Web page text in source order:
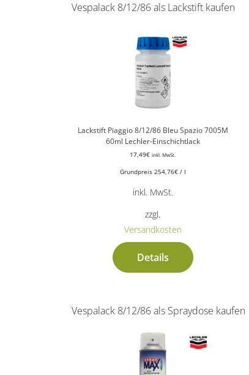
Vespalack 8/12/86 als Lackstift kaufen
Lackstift Piaggio 8/12/86 Bleu Spazio 7005M
60ml Lechler-Einschichtlack
17,49€ inkl. MwSt.
Grundpreis 254,76€/ l
inkl. MwSt.
zzgl.
Versandkosten
Details
Vespalack 8/12/86 als Spraydose kaufen